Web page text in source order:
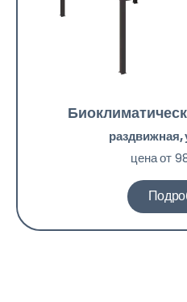
раздвижная,
цена от